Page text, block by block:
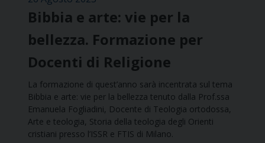
Bibbia e arte: vie per la
bellezza. Formazione per
Docenti di Religione
La formazione di quest’anno sarà incentrata sul tema
Bibbia e arte: vie per la bellezza tenuto dalla Prof.ssa
Emanuela Fogliadini, Docente di Teologia ortodossa,
Arte e teologia, Storia della teologia degli Orienti
cristiani presso l’ISSR e FTIS di Milano.